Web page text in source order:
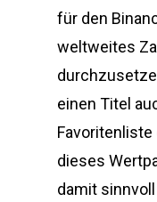
für den
weltweites
einen Titel
dieses
damit